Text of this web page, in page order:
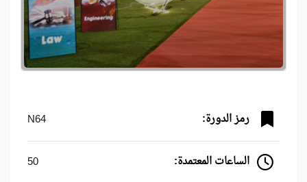
رمز الدورة: N64
الساعات المعتمدة: 50